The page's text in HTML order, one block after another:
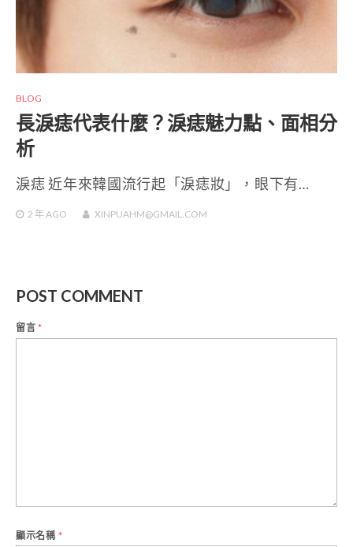
BLOG
長淚痣代表什麼？淚痣魅力點、面相分
析
淚痣 近年來韓國流行起「淚痣妝」，眼下有…
2 年AGO XINPUAHM@GMAIL.COM
POST COMMENT
留言*
顯示名稱 *